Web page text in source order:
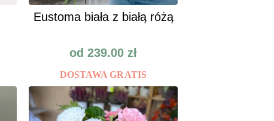
Eustoma biała z białą różą
od 239.00 zł
DOSTAWA GRATIS